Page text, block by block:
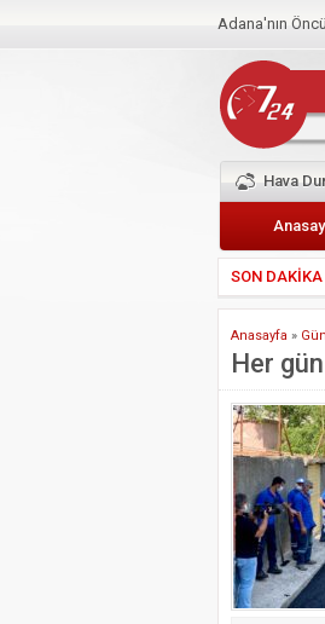
Adana'nın
Hava
SON DAKİKA
Anasayfa »
Her